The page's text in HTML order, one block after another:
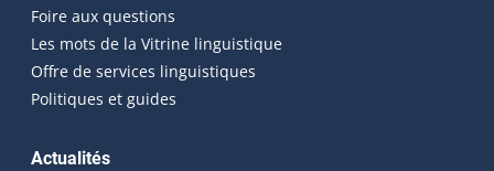
Foire aux questions
Les mots de la Vitrine linguistique
Offre de services linguistiques
Politiques et guides
Actualités